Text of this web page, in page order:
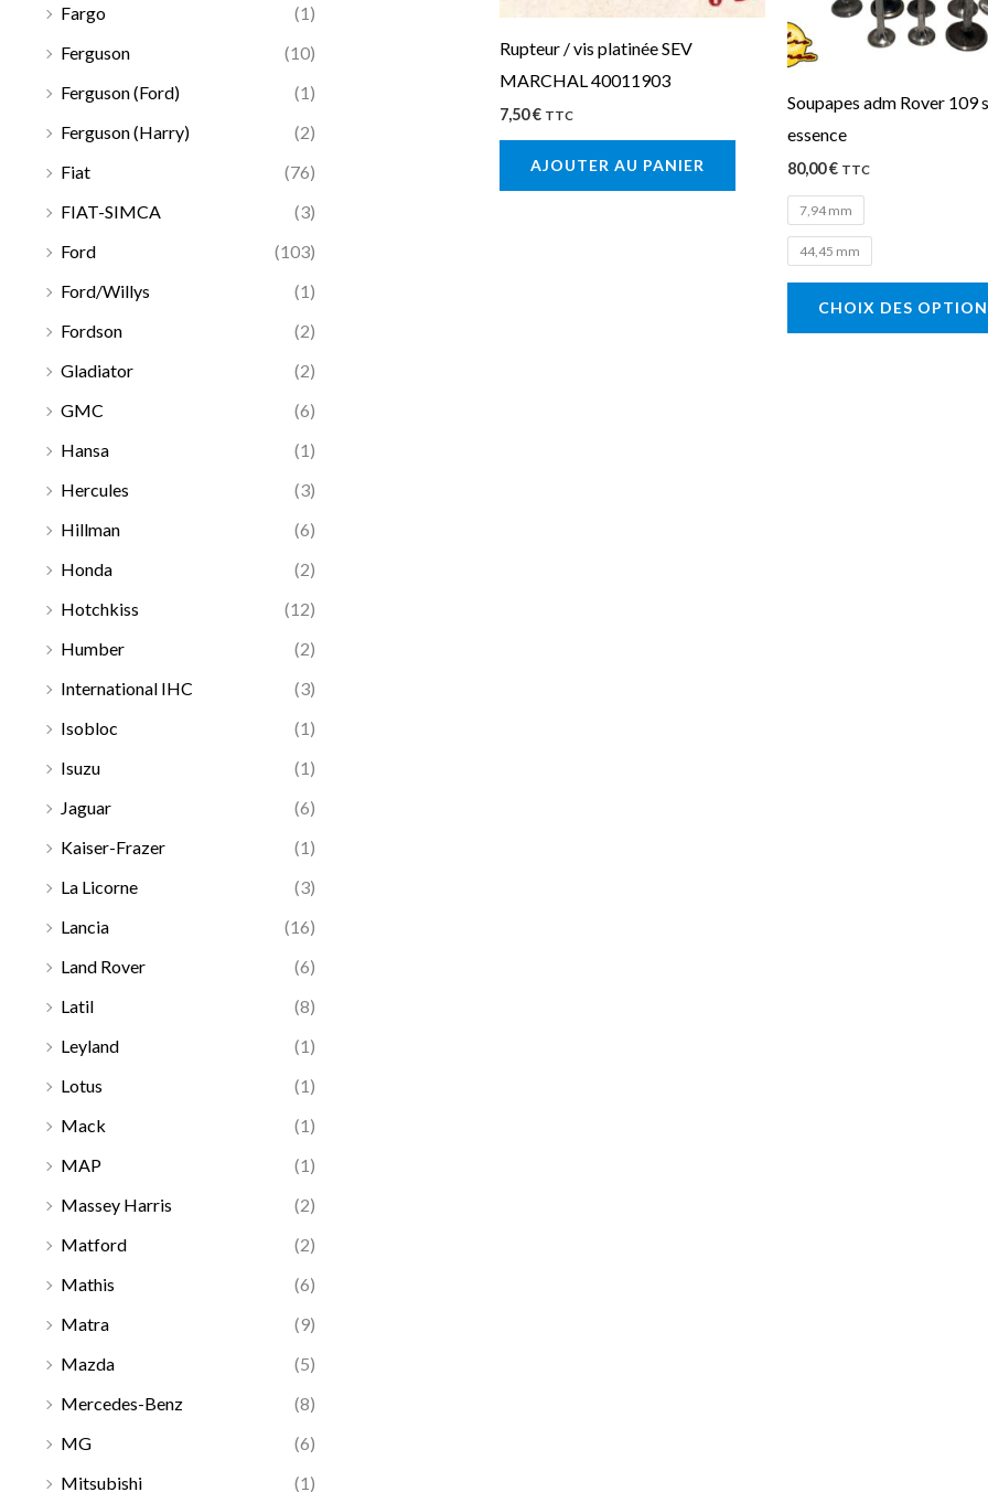
Fargo
(1)
Ferguson
(10)
Ferguson (Ford)
(1)
Ferguson (Harry)
(2)
Fiat
(76)
FIAT-SIMCA
(3)
Ford
(103)
Ford/Willys
(1)
Fordson
(2)
Gladiator
(2)
GMC
(6)
Hansa
(1)
Hercules
(3)
Hillman
(6)
Honda
(2)
Hotchkiss
(12)
Humber
(2)
International IHC
(3)
Isobloc
(1)
Isuzu
(1)
Jaguar
(6)
Kaiser-Frazer
(1)
La Licorne
(3)
Lancia
(16)
Land Rover
(6)
Latil
(8)
Leyland
(1)
Lotus
(1)
Mack
(1)
MAP
(1)
Massey Harris
(2)
Matford
(2)
Mathis
(6)
Matra
(9)
Mazda
(5)
Mercedes-Benz
(8)
MG
(6)
Mitsubishi
(1)
Rupteur / vis platinée SEV
MARCHAL 40011903
7,50€ TTC
AJOUTER AU PANIER
Soupapes adm Rover 109
essence
80,00€ TTC
7,94 mm
44,45 mm
CHOIX DES